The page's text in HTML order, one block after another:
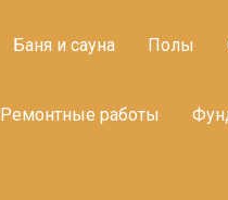
Баня и сауна Полы
Ремонтные работы